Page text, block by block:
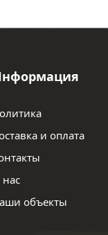
и оплата
объекты